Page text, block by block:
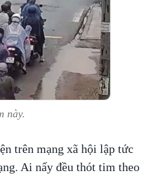
này.
trên mạng xã hội lập tức
Ai nấy đều thót tim theo